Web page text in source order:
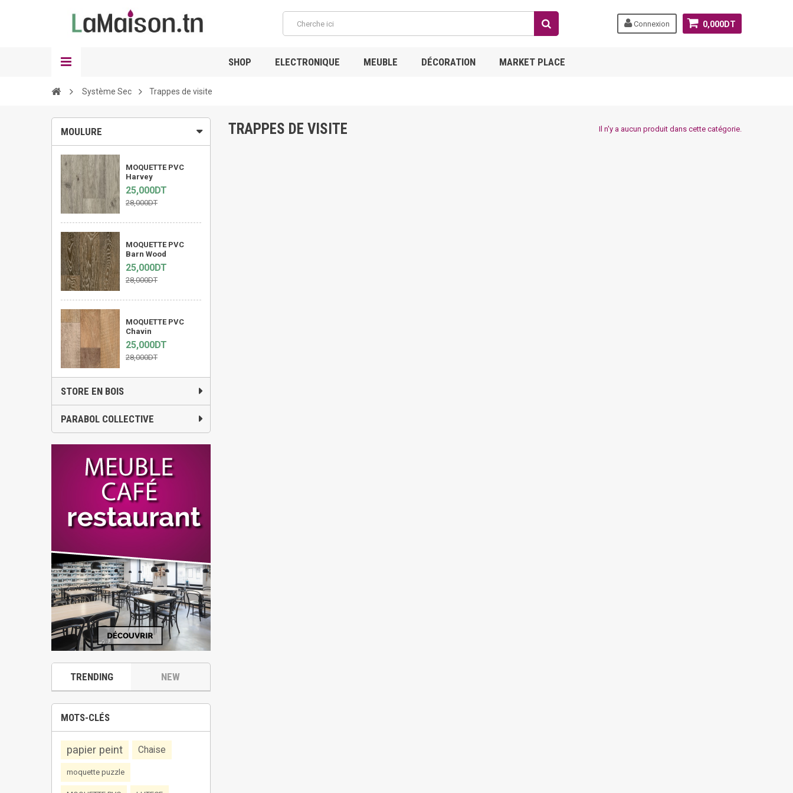
0,000DT
Connexion
SHOP ELECTRONIQUE MEUBLE DÉCORATION MARKET PLACE
Système Sec Trappes de visite
MOULURE
MOQUETTE PVC
Harvey
25,000DT
28,000DT
MOQUETTE PVC
Barn Wood
25,000DT
28,000DT
MOQUETTE PVC
Chavin
25,000DT
28,000DT
STORE EN BOIS
PARABOL COLLECTIVE
TRENDING NEW
MOTS-CLÉS
papier peint Chaise
moquette puzzle
TRAPPES DE VISITE Il n'y a aucun produit dans cette catégorie.